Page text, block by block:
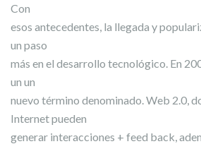
Con
esos antecedentes, la llegada y
un paso
más en el desarrollo tecnológico. En
un un
nuevo término denominado. Web 2.0,
Internet pueden
generar interacciones + feed back,